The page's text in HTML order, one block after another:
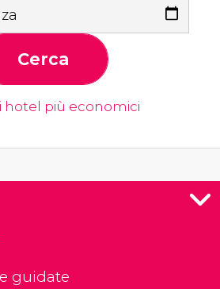
Cerca
hotel più economici
guidate